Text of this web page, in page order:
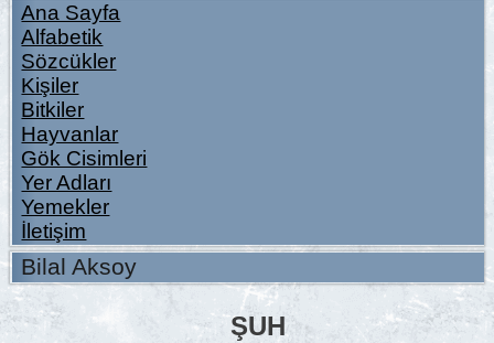
Ana Sayfa
Alfabetik
Sözcükler
Kişiler
Bitkiler
Hayvanlar
Gök Cisimleri
Yer Adları
Yemekler
İletişim
Bilal Aksoy
ŞUH